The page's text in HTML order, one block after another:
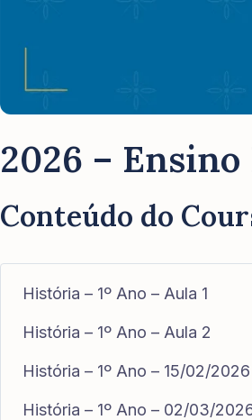
2026 –
Conteúdo do
História – 1º Ano – Aula 1
História – 1º Ano – Aula 2
História – 1º Ano – 15/02/2026
História – 1º Ano – 02/03/